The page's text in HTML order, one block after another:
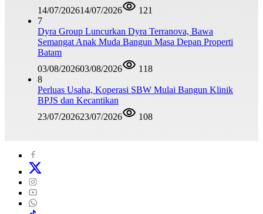
14/07/202614/07/2026
121
7
Dyra Group Luncurkan Dyra Terranova, Bawa
Semangat Anak Muda Bangun Masa Depan Properti
Batam
03/08/202603/08/2026
118
8
Perluas Usaha, Koperasi SBW Mulai Bangun Klinik
BPJS dan Kecantikan
23/07/202623/07/2026 108